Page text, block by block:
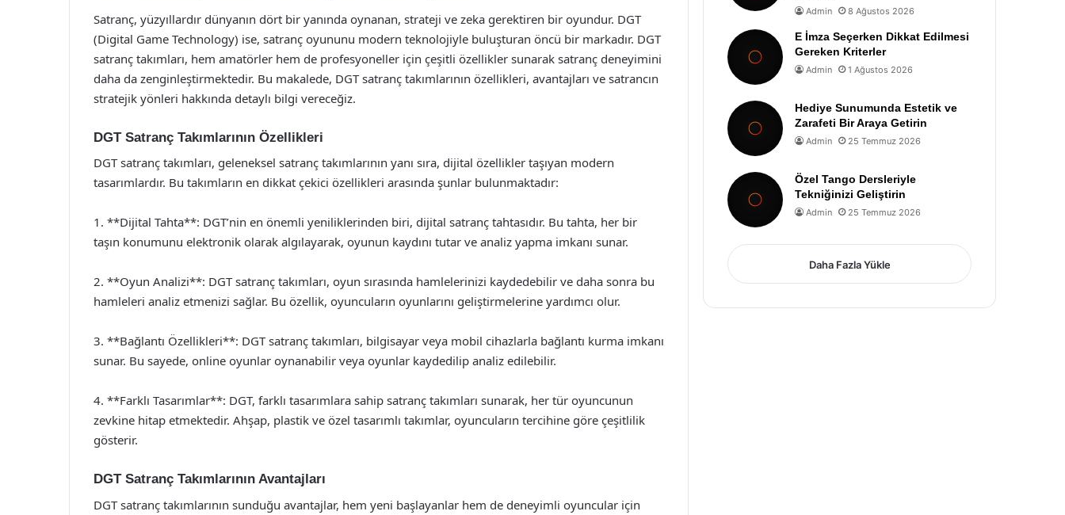
Satranç, yüzyıllardır dünyanın dört bir yanında oynanan, strateji ve zeka gerektiren bir oyundur. DGT
(Digital Game Technology) ise, satranç oyununu modern teknolojiyle buluşturan öncü bir markadır. DGT
satranç takımları, hem amatörler hem de profesyoneller için çeşitli özellikler sunarak satranç deneyimini
daha da zenginleştirmektedir. Bu makalede, DGT satranç takımlarının özellikleri, avantajları ve satrancın
stratejik yönleri hakkında detaylı bilgi vereceğiz.
DGT Satranç Takımlarının Özellikleri
DGT satranç takımları, geleneksel satranç takımlarının yanı sıra, dijital özellikler taşıyan modern
tasarımlardır. Bu takımların en dikkat çekici özellikleri arasında şunlar bulunmaktadır:
1. **Dijital Tahta**: DGT’nin en önemli yeniliklerinden biri, dijital satranç tahtasıdır. Bu tahta, her bir
taşın konumunu elektronik olarak algılayarak, oyunun kaydını tutar ve analiz yapma imkanı sunar.
2. **Oyun Analizi**: DGT satranç takımları, oyun sırasında hamlelerinizi kaydedebilir ve daha sonra bu
hamleleri analiz etmenizi sağlar. Bu özellik, oyuncuların oyunlarını geliştirmelerine yardımcı olur.
3. **Bağlantı Özellikleri**: DGT satranç takımları, bilgisayar veya mobil cihazlarla bağlantı kurma imkanı
sunar. Bu sayede, online oyunlar oynanabilir veya oyunlar kaydedilip analiz edilebilir.
4. **Farklı Tasarımlar**: DGT, farklı tasarımlara sahip satranç takımları sunarak, her tür oyuncunun
zevkine hitap etmektedir. Ahşap, plastik ve özel tasarımlı takımlar, oyuncuların tercihine göre çeşitlilik
gösterir.
DGT Satranç Takımlarının Avantajları
DGT satranç takımlarının sunduğu avantajlar, hem yeni başlayanlar hem de deneyimli oyuncular için
Admin 8 Ağustos 2026
E İmza Seçerken Dikkat Edilmesi
Gereken Kriterler
Admin 1 Ağustos 2026
Hediye Sunumunda Estetik ve
Zarafeti Bir Araya Getirin
Admin 25 Temmuz 2026
Özel Tango Dersleriyle
Tekniğinizi Geliştirin
Admin 25 Temmuz 2026
Daha Fazla Yükle